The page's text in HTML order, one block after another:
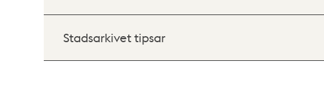
Stadsarkivet tipsar